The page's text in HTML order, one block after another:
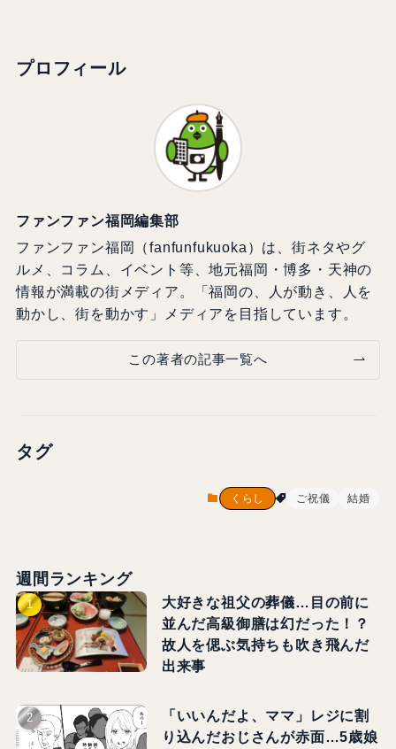
プロフィール
ファンファン福岡編集部
ファンファン福岡（fanfunfukuoka）は、街ネタやグ
ルメ、コラム、イベント等、地元福岡・博多・天神の
情報が満載の街メディア。「福岡の、人が動き、人を
動かし、街を動かす」メディアを目指しています。
この著者の記事一覧へ
タグ
くらし ご祝儀 結婚
週間ランキング
大好きな祖父の葬儀…目の前に
並んだ高級御膳は幻だった！？
故人を偲ぶ気持ちも吹き飛んだ
出来事
「いいんだよ、ママ」レジに割
り込んだおじさんが赤面…5歳娘